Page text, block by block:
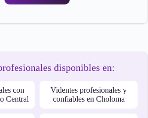
disponibles en:
con
Central
Videntes profesionales y
confiables en Choloma